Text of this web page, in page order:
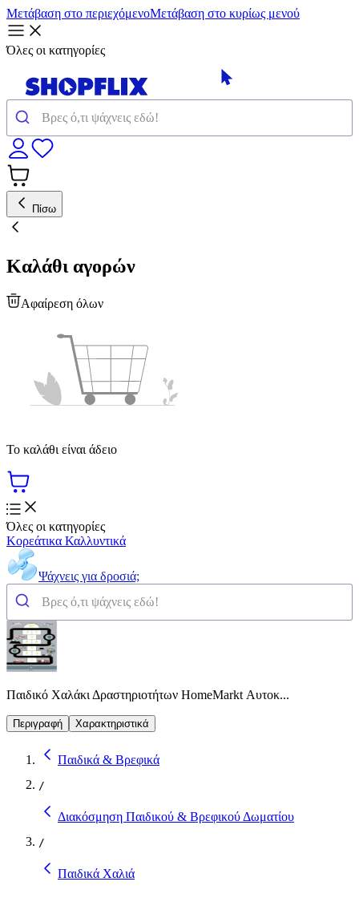
Μετάβαση στο περιεχόμενοΜετάβαση στο κυρίως μενού
Όλες οι κατηγορίες
Πίσω
Καλάθι αγορών
Αφαίρεση όλων
Το καλάθι είναι άδειο
Όλες οι κατηγορίες
Κορεάτικα Καλλυντικά
Ψάχνεις για δροσιά;
Παιδικό Χαλάκι Δραστηριοτήτων HomeMarkt Αυτοκ...
Περιγραφή Χαρακτηριστικά
Παιδικά & Βρεφικά
/
Διακόσμηση Παιδικού & Βρεφικού Δωματίου
/
Παιδικά Χαλιά